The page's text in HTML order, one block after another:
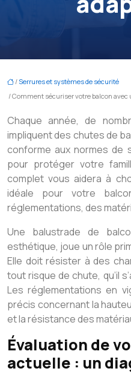
/ Serrures et systèmes de sécurité
/ Comment sécuriser votre balcon avec
Chaque année, de
impliquent des chutes de
conforme aux normes de
pour protéger votre
complet vous aidera à
idéale pour votre
réglementations, des
Une balustrade de
esthétique, joue un rôle
Elle doit résister à des
tout risque de chute, qu’il
Les réglementations en
précis concernant la
et la résistance des
Évaluation de
actuelle : un